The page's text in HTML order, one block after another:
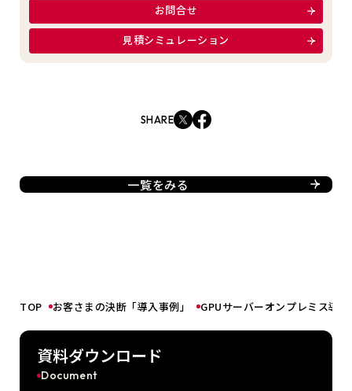
お問合せ
見積シミュレーション
SHARE
一覧をみる
TOP お客さまの決断「導入事例」 GPUサーバーオンプレミス導
資料ダウンロード
Document